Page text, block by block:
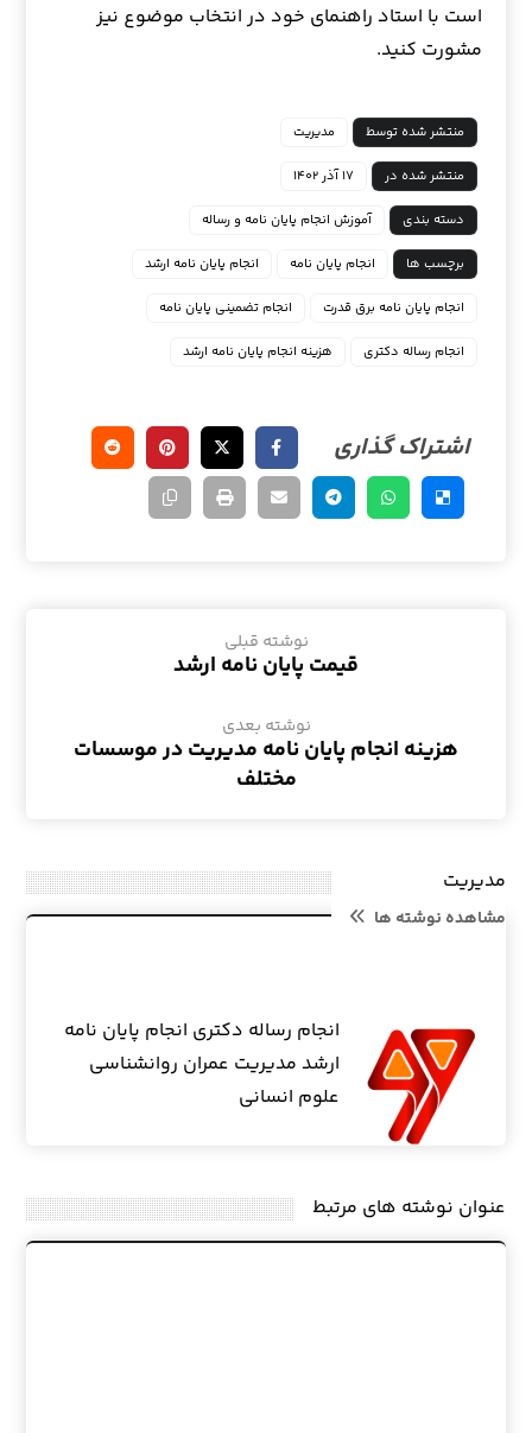
است با استاد راهنمای خود در انتخاب موضوع نیز
مشورت کنید.
منتشر شده توسط مدیریت
منتشر شده در ۱۷ آذر ۱۴۰۲
دسته بندی آموزش انجام پایان نامه و رساله
برچسب ها انجام پایان نامه انجام پایان نامه ارشد
انجام پایان نامه برق قدرت انجام تضمینی پایان نامه
انجام رساله دکتری هزینه انجام پایان نامه ارشد
نوشته قبلی
قیمت پایان نامه ارشد
نوشته بعدی
هزینه انجام پایان نامه مدیریت در موسسات
مختلف
مدیریت
مشاهده نوشته ها
انجام رساله دکتری انجام پایان نامه
ارشد مدیریت عمران روانشناسی
علوم انسانی
عنوان ‫نوشته های مرتبط